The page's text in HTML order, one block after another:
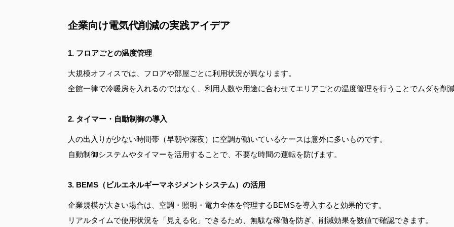
企業向け電気代削減の実践アイデア
1. フロアごとの温度管理
大規模オフィスでは、フロアや部屋ごとに利用状況が異なります。
全館一律で冷暖房を入れるのではなく、利用人数や用途に合わせてエリアごとの温度管理を行うことでムダを削減
2. タイマー・自動制御の導入
人の出入りが少ない時間帯（早朝や深夜）に空調が動いているケースは意外に多いものです。
自動制御システムやタイマーを活用することで、不要な時間の運転を防げます。
3. BEMS（ビルエネルギーマネジメントシステム）の活用
企業規模が大きい場合は、空調・照明・電力全体を管理するBEMSを導入すると効果的です。
リアルタイムで使用状況を「見える化」できるため、無駄な稼働を防ぎ、削減効果を数値で確認できます。